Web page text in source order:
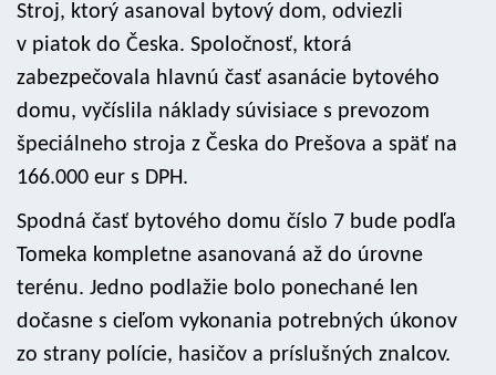
Stroj, ktorý asanoval bytový dom, odviezli
v piatok do Česka. Spoločnosť, ktorá
zabezpečovala hlavnú časť asanácie bytového
domu, vyčíslila náklady súvisiace s prevozom
špeciálneho stroja z Česka do Prešova a späť na
166.000 eur s DPH.
Spodná časť bytového domu číslo 7 bude podľa
Tomeka kompletne asanovaná až do úrovne
terénu. Jedno podlažie bolo ponechané len
dočasne s cieľom vykonania potrebných úkonov
zo strany polície, hasičov a príslušných znalcov.